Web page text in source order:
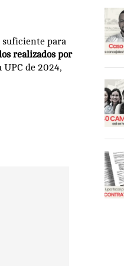
suficiente para
realizados por
de 2024,